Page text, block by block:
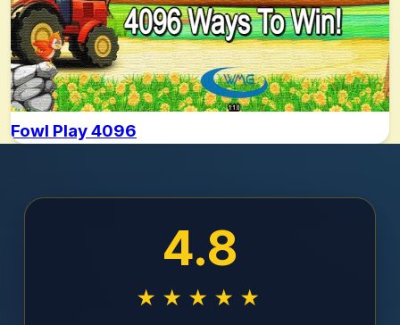
Fowl Play 4096
4.8
★★★★★